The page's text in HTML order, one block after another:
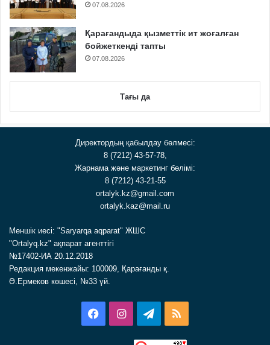
07.08.2026
Қарағандыда қызметтік ит жоғалған
бойжеткенді тапты
07.08.2026
Тағы да
Директордың қабылдау бөлмесі:
8 (7212) 43-57-78,
Жарнама және маркетинг бөлімі:
8 (7212) 43-21-55
ortalyk.kz@gmail.com
ortalyk.kaz@mail.ru
Меншік иесі: "Saryarqa aqparat" ЖШС
"Ortalyq.kz" ақпарат агенттігі
№17402-ИА 20.12.2018
Редакция мекенжайы: 100009, Қарағанды қ.
Ә.Ермеков көшесі, №33 үй.
FacebookInstagramTelegram